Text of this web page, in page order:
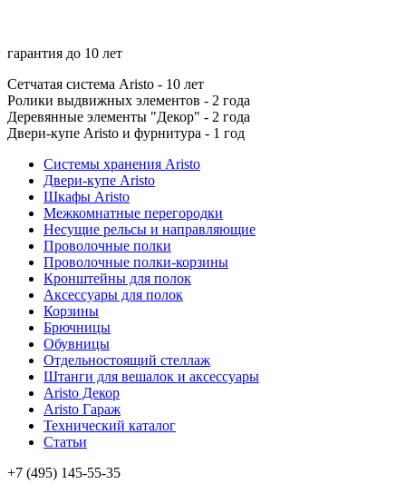
гарантия до 10 лет
Сетчатая система Aristo - 10 лет
Ролики выдвижных элементов - 2 года
Деревянные элементы "Декор" - 2 года
Двери-купе Aristo и фурнитура - 1 год
Системы хранения Aristo
Двери-купе Aristo
Шкафы Aristo
Межкомнатные перегородки
Несущие рельсы и направляющие
Проволочные полки
Проволочные полки-корзины
Кронштейны для полок
Аксессуары для полок
Корзины
Брючницы
Обувницы
Отдельностоящий стеллаж
Штанги для вешалок и аксессуары
Aristo Декор
Aristo Гараж
Технический каталог
Статьи
+7 (495) 145-55-35